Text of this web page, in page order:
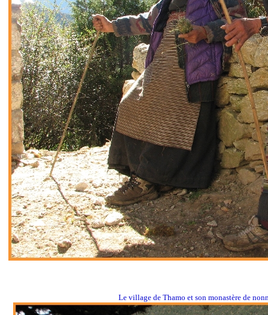
Le village de Thamo et son monastère de